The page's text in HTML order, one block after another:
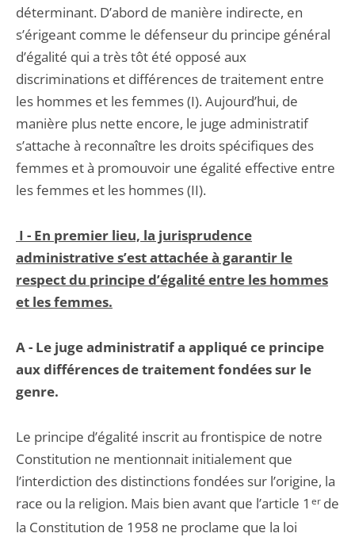
déterminant. D’abord de manière indirecte, en
s’érigeant comme le défenseur du principe général
d’égalité qui a très tôt été opposé aux
discriminations et différences de traitement entre
les hommes et les femmes (I). Aujourd’hui, de
manière plus nette encore, le juge administratif
s’attache à reconnaître les droits spécifiques des
femmes et à promouvoir une égalité effective entre
les femmes et les hommes (II).
I - En premier lieu, la jurisprudence
administrative s’est attachée à garantir le
respect du principe d’égalité entre les hommes
et les femmes.
A - Le juge administratif a appliqué ce principe
aux différences de traitement fondées sur le
genre.
Le principe d’égalité inscrit au frontispice de notre
Constitution ne mentionnait initialement que
l’interdiction des distinctions fondées sur l’origine, la
race ou la religion. Mais bien avant que l’article 1 erde
la Constitution de 1958 ne proclame que la loi